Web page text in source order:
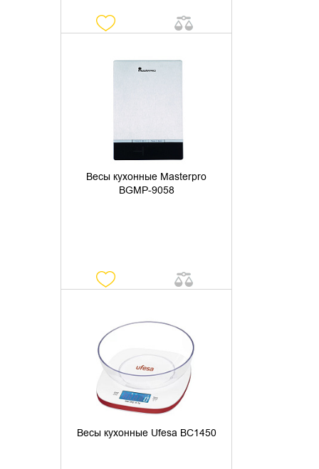
Весы кухонные Masterpro
BGMP-9058
УТОЧНИТЬ НАЛИЧИЕ
Весы кухонные Ufesa BC1450
УТОЧНИТЬ НАЛИЧИЕ